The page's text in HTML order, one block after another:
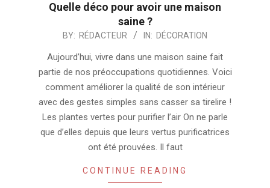
Quelle déco pour avoir une maison
saine ?
BY: RÉDACTEUR IN: DÉCORATION
Aujourd’hui, vivre dans une maison saine fait
partie de nos préoccupations quotidiennes. Voici
comment améliorer la qualité de son intérieur
avec des gestes simples sans casser sa tirelire !
Les plantes vertes pour purifier l’air On ne parle
que d’elles depuis que leurs vertus purificatrices
ont été prouvées. Il faut
CONTINUE READING